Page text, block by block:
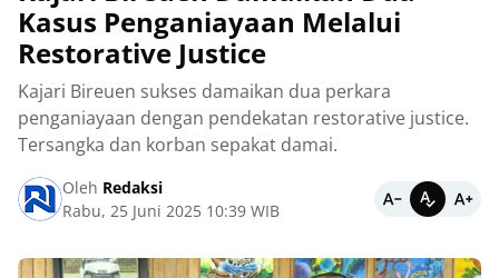
Kasus Penganiayaan Melalui
Restorative Justice
Kajari Bireuen sukses damaikan dua perkara
penganiayaan dengan pendekatan restorative justice.
Tersangka dan korban sepakat damai.
Oleh Redaksi
Rabu, 25 Juni 2025 10:39 WIB